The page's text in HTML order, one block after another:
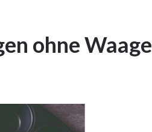
ohne Waage